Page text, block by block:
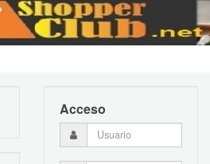
Acceso